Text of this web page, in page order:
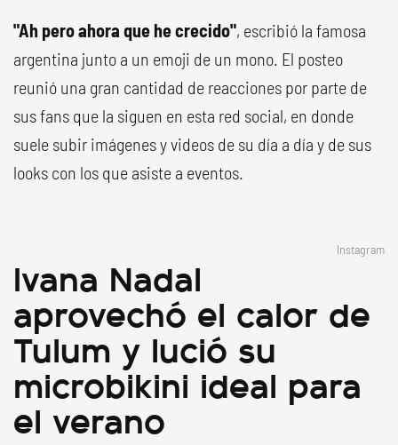
"Ah pero ahora que he crecido", escribió la famosa
argentina junto a un emoji de un mono. El posteo
reunió una gran cantidad de reacciones por parte de
sus fans que la siguen en esta red social, en donde
suele subir imágenes y videos de su día a día y de sus
looks con los que asiste a eventos.
Instagram
Ivana Nadal
aprovechó el calor de
Tulum y lució su
microbikini ideal para
el verano